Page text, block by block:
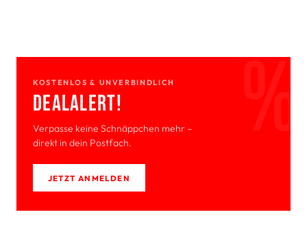
KOSTENLOS & UNVERBINDLICH
Deal­Alert!
Verpasse keine Schnäppchen mehr –
direkt in dein Postfach.
JETZT ANMELDEN